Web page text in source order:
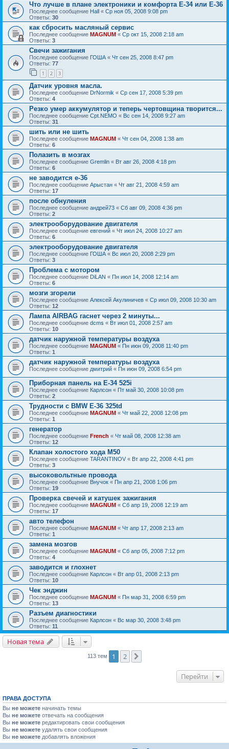
Что лучше в плане электроники и комфорта E-34 или Е-36
Последнее сообщение Hall « Ср ноя 05, 2008 9:08 pm
Ответы: 30
как сбросить масляный сервис
Последнее сообщение MAGNUM « Ср окт 15, 2008 2:18 am
Ответы: 3
Свечи зажигания
Последнее сообщение ГОША « Чт сен 25, 2008 8:47 pm
Ответы: 77
1 2 3
Датчик уровня масла.
Последнее сообщение DrNormik « Ср сен 17, 2008 5:39 pm
Ответы: 4
Резко умер аккумулятор и теперь чертовщина творится...
Последнее сообщение Cpt.NEMO « Вс сен 14, 2008 9:27 am
Ответы: 31
шить или не шить
Последнее сообщение MAGNUM « Чт сен 04, 2008 1:38 am
Ответы: 6
Полазить в мозгах
Последнее сообщение Gremlin « Вт авг 26, 2008 4:18 pm
Ответы: 6
не заводится e-36
Последнее сообщение Арыстан « Чт авг 21, 2008 4:59 am
Ответы: 17
после обнуления
Последнее сообщение андрей73 « Сб авг 09, 2008 4:36 pm
Ответы: 2
электрооборудование двигателя
Последнее сообщение евгений « Чт июл 24, 2008 10:27 am
Ответы: 6
электрооборудование двигателя
Последнее сообщение ГОША « Вс июл 20, 2008 2:29 pm
Ответы: 3
Проблема с мотором
Последнее сообщение DiLAN « Пн июл 14, 2008 12:14 am
Ответы: 6
мозги згорели
Последнее сообщение Алексей Акулиничев « Ср июл 09, 2008 10:30 am
Ответы: 12
Лампа AIRBAG гаснет через 2 минуты...
Последнее сообщение dcms « Вт июл 01, 2008 2:57 am
Ответы: 10
датчик наружной температуры воздуха
Последнее сообщение MAGNUM « Пн июн 09, 2008 11:40 pm
Ответы: 1
датчик наружной температуры воздуха
Последнее сообщение дмитрий « Пн июн 09, 2008 6:54 pm
Приборная панель на Е-34 525i
Последнее сообщение Карлсон « Пт май 30, 2008 10:08 pm
Ответы: 2
Трудности с BMW E-36 325td
Последнее сообщение MAGNUM « Чт май 22, 2008 12:08 pm
Ответы: 1
генератор
Последнее сообщение French « Чт май 08, 2008 12:38 am
Ответы: 12
Клапан холостого хода М50
Последнее сообщение TARANTINOV « Вт апр 22, 2008 4:41 pm
Ответы: 3
высоковольтные провода
Последнее сообщение Внучок « Пн апр 21, 2008 1:06 pm
Ответы: 19
Проверка свечей и катушек зажигания
Последнее сообщение MAGNUM « Сб апр 19, 2008 12:19 am
Ответы: 17
авто телефон
Последнее сообщение MAGNUM « Чт апр 17, 2008 2:13 am
Ответы: 1
замена мозгов
Последнее сообщение MAGNUM « Сб апр 05, 2008 7:12 pm
Ответы: 4
заводится и глохнет
Последнее сообщение Карлсон « Вт апр 01, 2008 2:13 pm
Ответы: 10
Чек энджин
Последнее сообщение MAGNUM « Пн мар 31, 2008 6:59 pm
Ответы: 13
Разъем диагностики
Последнее сообщение Карлсон « Вс мар 30, 2008 3:48 pm
Ответы: 11
Новая тема
113 тем 1 2
Перейти
ПРАВА ДОСТУПА
Вы не можете начинать темы
Вы не можете отвечать на сообщения
Вы не можете редактировать свои сообщения
Вы не можете удалять свои сообщения
Вы не можете добавлять вложения